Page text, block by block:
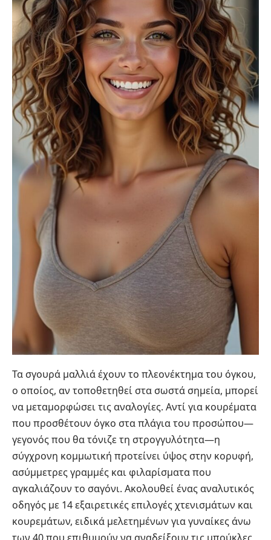
Τα σγουρά μαλλιά έχουν το πλεονέκτημα του όγκου,
ο οποίος, αν τοποθετηθεί στα σωστά σημεία, μπορεί
να μεταμορφώσει τις αναλογίες. Αντί για κουρέματα
που προσθέτουν όγκο στα πλάγια του προσώπου—
γεγονός που θα τόνιζε τη στρογγυλότητα—η
σύγχρονη κομμωτική προτείνει ύψος στην κορυφή,
ασύμμετρες γραμμές και φιλαρίσματα που
αγκαλιάζουν το σαγόνι. Ακολουθεί ένας αναλυτικός
οδηγός με 14 εξαιρετικές επιλογές χτενισμάτων και
κουρεμάτων, ειδικά μελετημένων για γυναίκες άνω